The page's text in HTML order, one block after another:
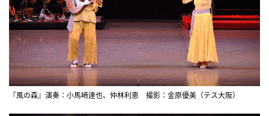
『風の森』演奏：小馬崎達也、仲林利恵 撮影：金原優美（テス大阪）